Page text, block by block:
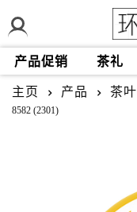
产品促销 茶礼
主页 产品 茶叶
8582 (2301)